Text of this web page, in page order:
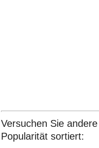
Versuchen Sie andere
Popularität sortiert: